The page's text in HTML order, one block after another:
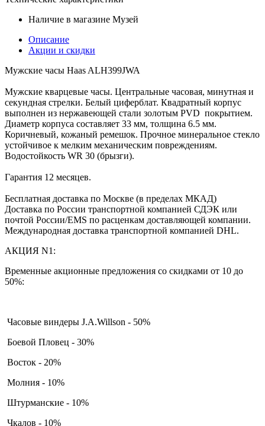
Наличие в магазине Музей
Описание
Акции и скидки
Мужские часы Haas ALH399JWA
Мужские кварцевые часы. Центральные часовая, минутная и
секундная стрелки. Белый циферблат. Квадратный корпус
выполнен из нержавеющей стали золотым PVD покрытием.
Диаметр корпуса составляет 33 мм, толщина 6.5 мм.
Коричневый, кожаный ремешок. Прочное минеральное стекло
устойчивое к мелким механическим повреждениям.
Водостойкость WR 30 (брызги).
Гарантия 12 месяцев.
Бесплатная доставка по Москве (в пределах МКАД)
Доставка по России транспортной компанией СДЭК или
почтой России/EMS по расценкам доставляющей компании.
Международная доставка транспортной компанией DHL.
АКЦИЯ N1:
Временные акционные предложения со скидками от 10 до
50%:
Часовые виндеры J.A.Willson - 50%
Боевой Пловец - 30%
Восток - 20%
Молния - 10%
Штурманские - 10%
Чкалов - 10%